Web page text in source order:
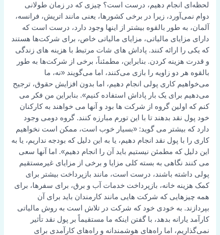
لحظه‌ای انجام دهیم، درست است؟ چیزی که در زمان طولانی
دوام نمی‌آورد، زیرا در برخی کشورها، یعنی مانند اتریش، فرانسه،
آلمان، به طور بالقوه بیشتر از اینها وجود دارد، درست است که
دارای مزایای مالیاتی، مزایای مالیاتی خاص، برای شرکت‌ها هستند
که یکی را ارائه کنند. پاداش های شات مرتبط با هزینه های زندگی
و قدرت هزینه کردن. بنابراین، مطمئناً، برخی از شرکت‌ها به طور
بالقوه هر دو زاویه را بازی می‌کنند، اما می‌گویند «نه، ما
می‌خواهیم کاری پولی انجام دهیم، اما بدون افزایش حقوق، ترجیح
می‌دهیم برای یک بار پاداش استفاده کنیم». بنابراین من فکر می
کنم که اولین گروه از شرکت ها بود و آنها می خواهند به کارکنان
خود پول نقد بدهند تا با این تورم مبارزه کنند. گروه دومی وجود
دارد که بیشتر می گوید: «بسیار خوب است، ممکن است نخواهیم
کاری را با پول نقد انجام دهیم، یا به این دلیل که بودجه نداریم، یا به
این دلیل که مطمئن نیستیم باید آن را انجام دهیم». اما آنها سعی
می کنند نگاهی به بسته کلی مزایا و برخی از مزایای غیرمستقیم
پولی داشته باشند، درست است، مانند بازپرداخت بیشتر برای
کمک هزینه خانه، بازپرداخت خدمات آب و برق، برای سفرها، برای
همه چیزهایی که شرکت هایی مانند کارمندان باید برای آن
بپردازند. به خودی خود که شرکت در تلاش است به روش مالیاتی
کارآمد یارانه بدهد، با گفتن اینکه ما مستقیماً بر پول نقد تأثیر
نمی‌گذاریم، اما راه‌های هوشمندانه و راه‌های کارآمدی برای